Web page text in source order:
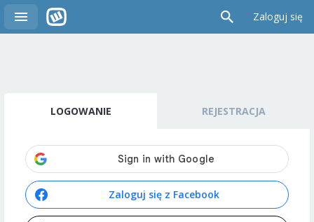
Zaloguj się
LOGOWANIE REJESTRACJA
Zaloguj się z Facebook